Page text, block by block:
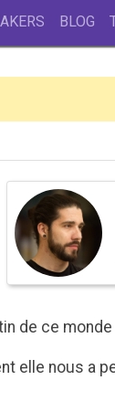
BLOG
Macé
de ce
elle nous a